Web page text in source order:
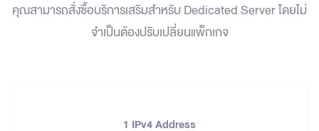
คุณสามารถสั่งซื้อบริการเสริมสำหรับ Dedicated Server โดยไม่
จำเป็นต้องปรับเปลี่ยนแพ็กเกจ
1 IPv4 Address